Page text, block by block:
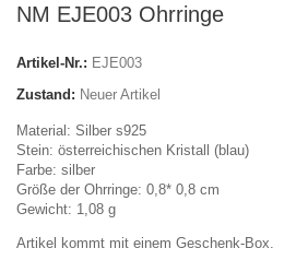
NM EJE003 Ohrringe
Artikel-Nr.: EJE003
Zustand: Neuer Artikel
Material: Silber s925
Stein: österreichischen Kristall (blau)
Farbe: silber
Größe der Ohrringe: 0,8* 0,8 cm
Gewicht: 1,08 g
Artikel kommt mit einem Geschenk-Box.